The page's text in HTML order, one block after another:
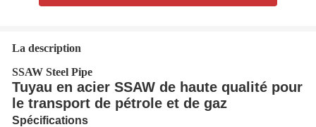
La description
SSAW Steel Pipe
Tuyau en acier SSAW de haute qualité pour
le transport de pétrole et de gaz
Spécifications